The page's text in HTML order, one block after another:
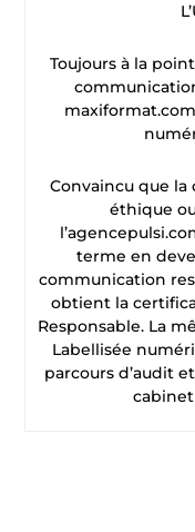
Toujours à la
Convaincu que
éthique
terme en
communication
obtient la
Responsable. La
Labellisée
parcours d’audit